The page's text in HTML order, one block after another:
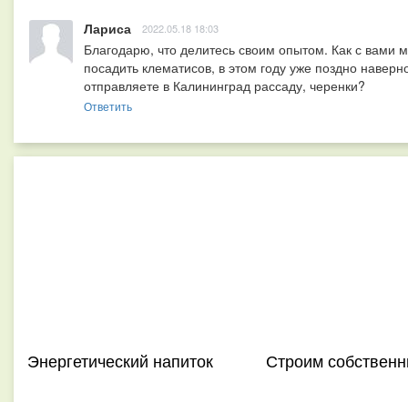
Лариса 2022.05.18 18:03
Благодарю, что делитесь своим опытом. Как с
посадить клематисов, в этом году уже поздно
отправляете в Калининград рассаду, черенки?
Ответить
Энергетический напиток Строим